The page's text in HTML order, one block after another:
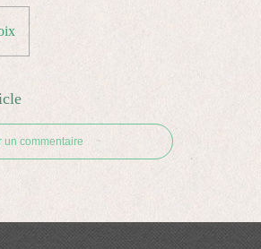
un commentaire